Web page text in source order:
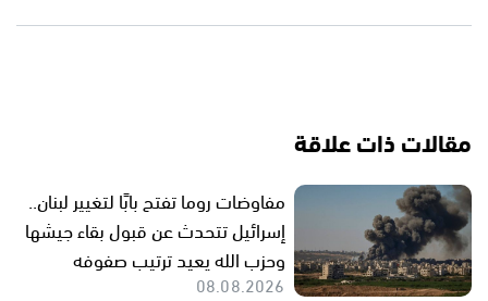
مقالات ذات علاقة
مفاوضات روما تفتح بابًا لتغيير لبنان..
إسرائيل تتحدث عن قبول بقاء جيشها
وحزب الله يعيد ترتيب صفوفه
08.08.2026